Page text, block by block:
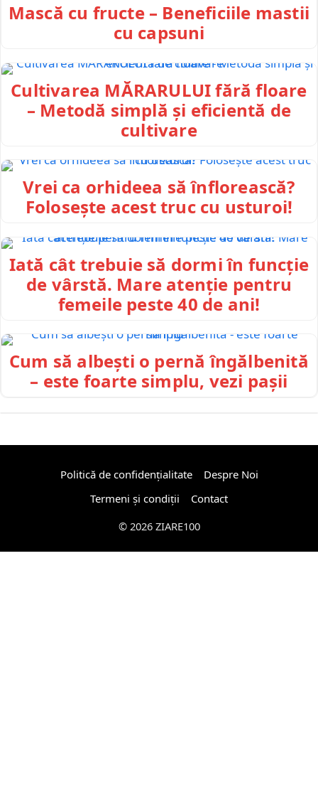
Mască cu fructe – Beneficiile mastii
cu capsuni
Cultivarea MĂRARULUI fără floare
– Metodă simplă și eficientă de
cultivare
Vrei ca orhideea să înflorească?
Folosește acest truc cu usturoi!
Iată cât trebuie să dormi în funcție
de vârstă. Mare atenție pentru
femeile peste 40 de ani!
Cum să albești o pernă îngălbenită
– este foarte simplu, vezi pașii
Politică de confidențialitate
Despre Noi
Termeni și condiții
Contact
© 2026 ZIARE100